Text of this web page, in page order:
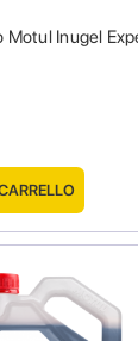
Inugel